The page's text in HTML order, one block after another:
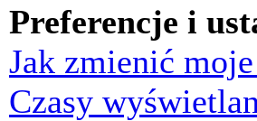
Preferencje i
Jak zmienić
Czasy